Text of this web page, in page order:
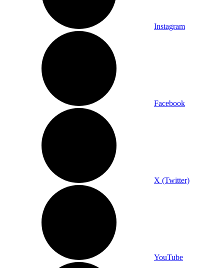
Instagram
Facebook
X (Twitter)
YouTube